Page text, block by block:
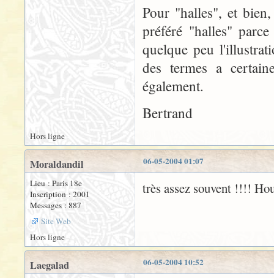
Pour "halles", et
préféré "halles"
quelque peu
des termes a
également.
Bertrand
Hors ligne
06-05-2004 01:07
Moraldandil
Lieu : Paris 18e
Inscription : 2001
Messages : 887
Site Web
très assez souvent !!!!
Hors ligne
06-05-2004 10:52
Laegalad